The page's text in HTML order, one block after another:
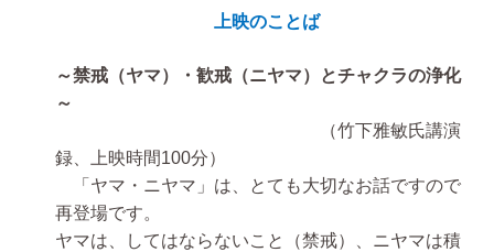
上映のことば
～禁戒（ヤマ）・歓戒（ニヤマ）とチャクラの浄化
～
（竹下雅敏氏講演
録、上映時間100分）
「ヤマ・ニヤマ」は、とても大切なお話ですので
再登場です。
ヤマは、してはならないこと（禁戒）、ニヤマは積